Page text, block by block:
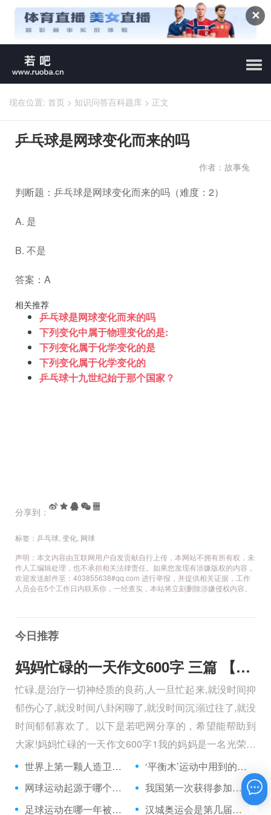
✕
现在位置: 首页 > 知识问答百科题库 > 正文
乒乓球是网球变化而来的吗
作者：故事兔
判断题：乒乓球是网球变化而来的吗（难度：2）
A. 是
B. 不是
答案：A
相关推荐
乒乓球是网球变化而来的吗
下列变化中属于物理变化的是:
下列变化属于化学变化的是
下列变化属于化学变化的
乒乓球十九世纪始于那个国家？
分享到：
标签： 乒乓球 变化 网球
声明：本文内容由互联网用户自发贡献自行上传，本网站不拥有所有权，未
作人工编辑处理，也不承担相关法律责任。如果您发现有涉嫌版权的内容，
欢迎发送邮件至：403855638#qq.com 进行举报，并提供相关证据，工作
人员会在5个工作日内联系你，一经查实，本站将立刻删除涉嫌侵权内容。
今日推荐
妈妈忙碌的一天作文600字 三篇 【600字】
忙碌,是治疗一切神经质的良药,人一旦忙起来,就没时间抑
郁伤心了,就没时间八卦闲聊了,就没时间沉溺过往了,就没
时间郁郁寡欢了。以下是若吧网分享的，希望能帮助到
大家!妈妈忙碌的一天作文600字1我的妈妈是一名光荣的
人民警察，她总有做不完的事情。
世界上第一颗人造卫星是前苏联在哪一年发射的？
‘平衡木’运动中用到的平衡木，有多宽？（厘米）
网球运动起源于哪个国家？
我国第一次获得参加奥运会足球项目决赛阶段比赛资格是在哪一年？
足球运动在哪一年被列为奥运会比赛项目？
汉城奥运会是第几届奥运会？